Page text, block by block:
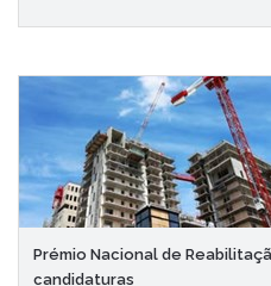
Prémio Nacional de
candidaturas